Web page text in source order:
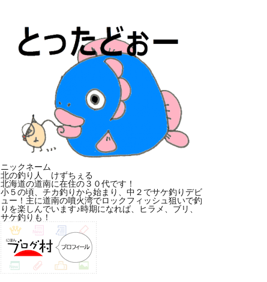
ニックネーム
北の釣り人 けずちぇる
北海道の道南に在住の３０代です！
小５の頃、チカ釣りから始まり、中２でサケ釣りデビ
ュー！主に道南の噴火湾でロックフィッシュ狙いで釣
りを楽しんでいます♪時期になれば、ヒラメ、ブリ、
サケ釣りも！